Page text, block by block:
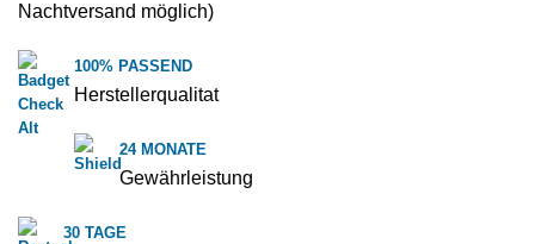
Nachtversand möglich)
100% PASSEND
Herstellerqualitat
24 MONATE
Gewährleistung
30 TAGE